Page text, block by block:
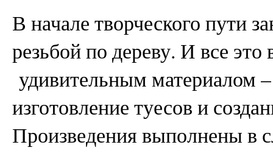
В начале творческого пути
резьбой по дереву. И все это
удивительным материалом
изготовление туесов и
Произведения выполнены в